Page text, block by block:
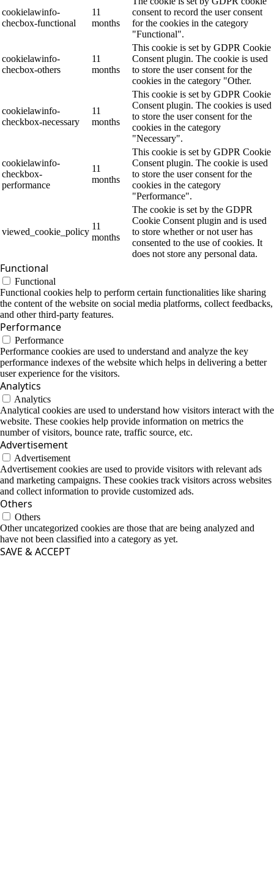
cookielawinfo-
checbox-functional
11
months
consent to record the user consent
for the cookies in the category
"Functional".
cookielawinfo-
checbox-others
11
months
This cookie is set by GDPR Cookie
Consent plugin. The cookie is used
to store the user consent for the
cookies in the category "Other.
cookielawinfo-
checkbox-necessary
11
months
This cookie is set by GDPR Cookie
Consent plugin. The cookies is used
to store the user consent for the
cookies in the category
"Necessary".
cookielawinfo-
checkbox-
performance
11
months
This cookie is set by GDPR Cookie
Consent plugin. The cookie is used
to store the user consent for the
cookies in the category
"Performance".
viewed_cookie_policy
11
months
The cookie is set by the GDPR
Cookie Consent plugin and is used
to store whether or not user has
consented to the use of cookies. It
does not store any personal data.
Functional
Functional
Functional cookies help to perform certain functionalities like sharing
the content of the website on social media platforms, collect feedbacks,
and other third-party features.
Performance
Performance
Performance cookies are used to understand and analyze the key
performance indexes of the website which helps in delivering a better
user experience for the visitors.
Analytics
Analytics
Analytical cookies are used to understand how visitors interact with the
website. These cookies help provide information on metrics the
number of visitors, bounce rate, traffic source, etc.
Advertisement
Advertisement
Advertisement cookies are used to provide visitors with relevant ads
and marketing campaigns. These cookies track visitors across websites
and collect information to provide customized ads.
Others
Others
Other uncategorized cookies are those that are being analyzed and
have not been classified into a category as yet.
SAVE & ACCEPT